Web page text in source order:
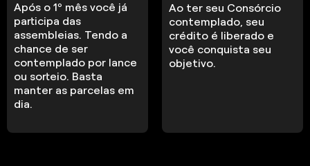
Após o 1º mês você já
participa das
assembleias. Tendo a
chance de ser
contemplado por lance
ou sorteio. Basta
manter as parcelas em
dia.
Ao ter seu Consórcio
contemplado, seu
crédito é liberado e
você conquista seu
objetivo.